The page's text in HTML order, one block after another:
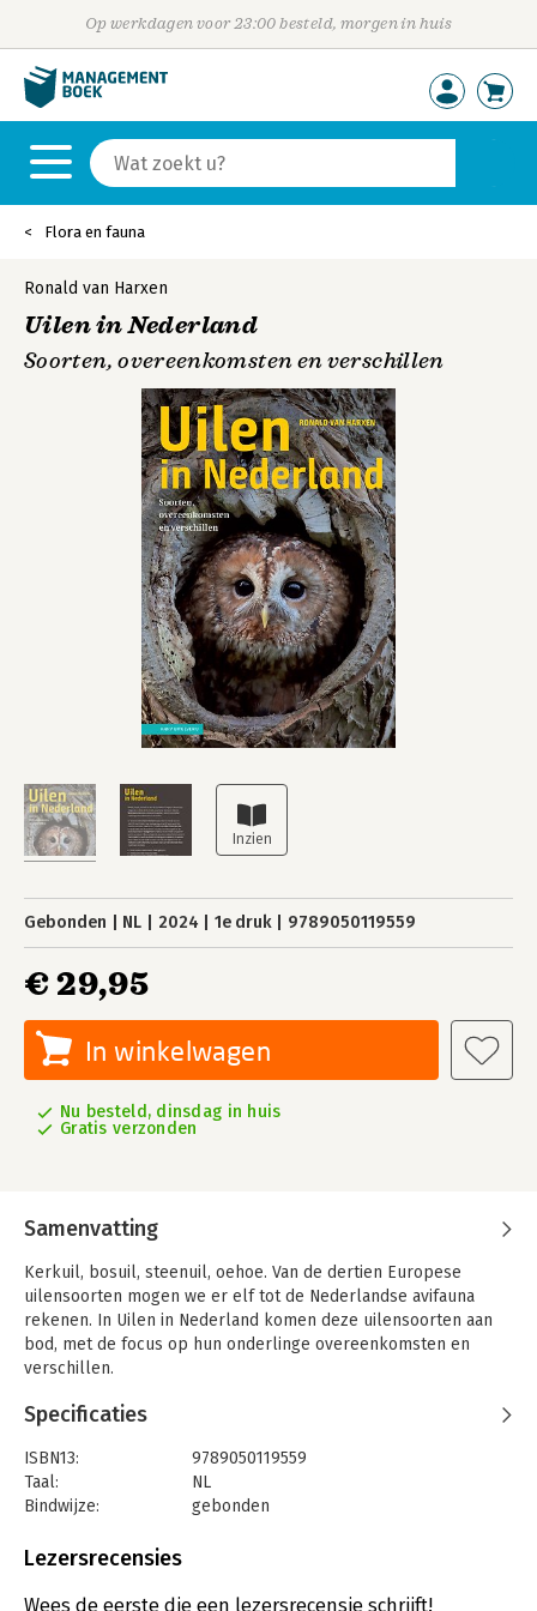
Op werkdagen voor 23:00 besteld, morgen in huis
Flora en fauna
Ronald van Harxen
Uilen in Nederland
Soorten, overeenkomsten en verschillen
Gebonden NL 2024 1e druk 9789050119559
€ 29,95
In winkelwagen
Nu besteld, dinsdag in huis
Gratis verzonden
Samenvatting
Kerkuil, bosuil, steenuil, oehoe. Van de dertien Europese
uilensoorten mogen we er elf tot de Nederlandse avifauna
rekenen. In Uilen in Nederland komen deze uilensoorten aan
bod, met de focus op hun onderlinge overeenkomsten en
verschillen.
In het eerste deel Uilen in het kort maak je kennis met de
soorten: uiterlijke kenmerken, roep, naamgeving, verspreiding
en aantallen, broeden, voedsel en waarnemen.
In deel twee Uilen in het bijzonder ervaar je meer over de
passie van de auteur voor deze vogels.
In het derde deel Uilen in het algemeen ontdek je de
Specificaties
ISBN13:
9789050119559
Taal:
NL
Bindwijze:
gebonden
Uitgever:
Verschijningsdatum:
25-11-2024
Lezersrecensies
Wees de eerste die een lezersrecensie schrijft!